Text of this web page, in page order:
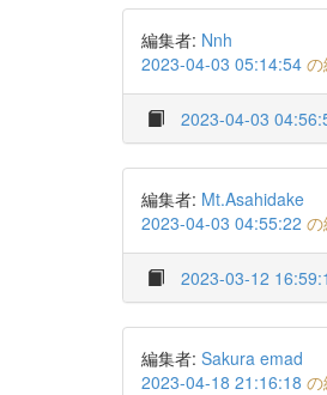
編集者: Nnh
2023-04-03 05:14:54
2023-04-03
編集者: Mt.Asahidake
2023-04-03 04:55:22
2023-03-12
編集者: Sakura emad
2023-04-18 21:16:18